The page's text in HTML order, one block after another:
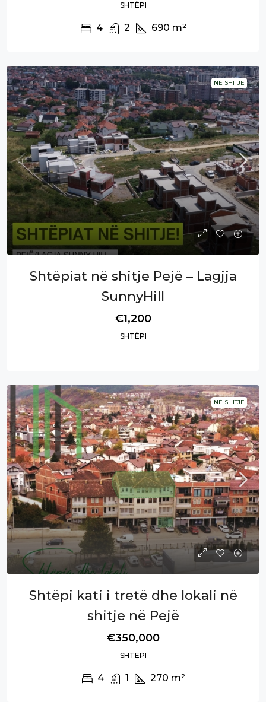
SHTËPI
4 2 690 m²
NË SHITJE
Shtëpiat në shitje Pejë – Lagjja
SunnyHill
€1,200
SHTËPI
NË SHITJE
Shtëpi kati i tretë dhe lokali në
shitje në Pejë
€350,000
SHTËPI
4 1 270 m²